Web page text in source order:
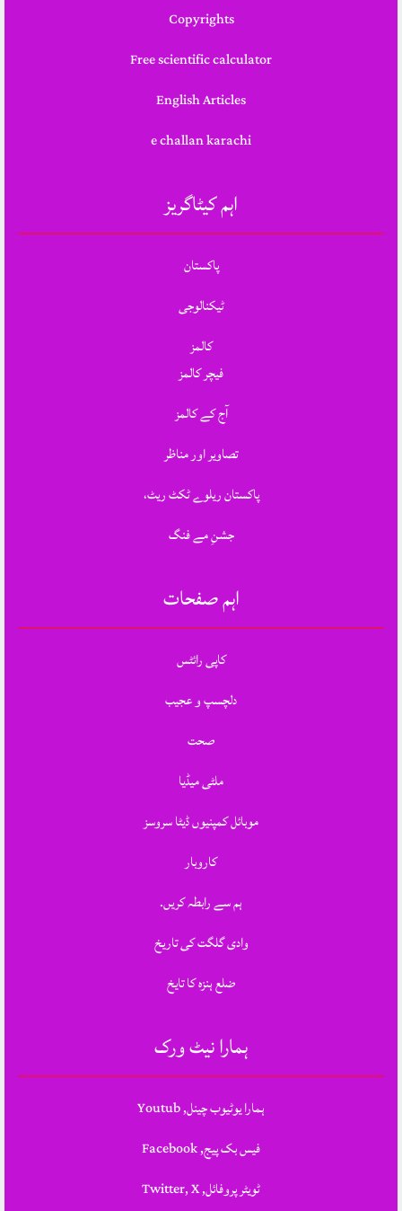
Copyrights
Free scientific calculator
English Articles
e challan karachi
اہم کیٹاگریز
پاکستان
ٹیکنالوجی
کالمز
فیچر کالمز
آج کے کالمز
تصاویر اور مناظر
پاکستان ریلوے ٹکٹ ریٹ،
جشنِ مے فنگ
اہم صفحات
کاپی رائٹس
دلچسپ و عجیب
صحت
ملٹی میڈیا
موبائل کمپنیوں ڈیٹا سروسز
کاروبار
ہم سے رابطہ کریں.
وادی گلگت کی تاریخ
ضلع ہنزہ کا تایخ
ہمارا نیٹ ورک
ہمارا یوٹیوب چینل, Youtub
فیس بک پیج, Facebook
ٹویٹر پروفائل, Twitter, X